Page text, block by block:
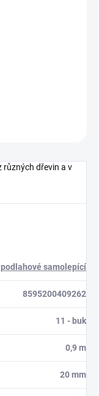
různých dřevin a v
samolepící
8595200409262
11 - buk
0,9 m
20 mm